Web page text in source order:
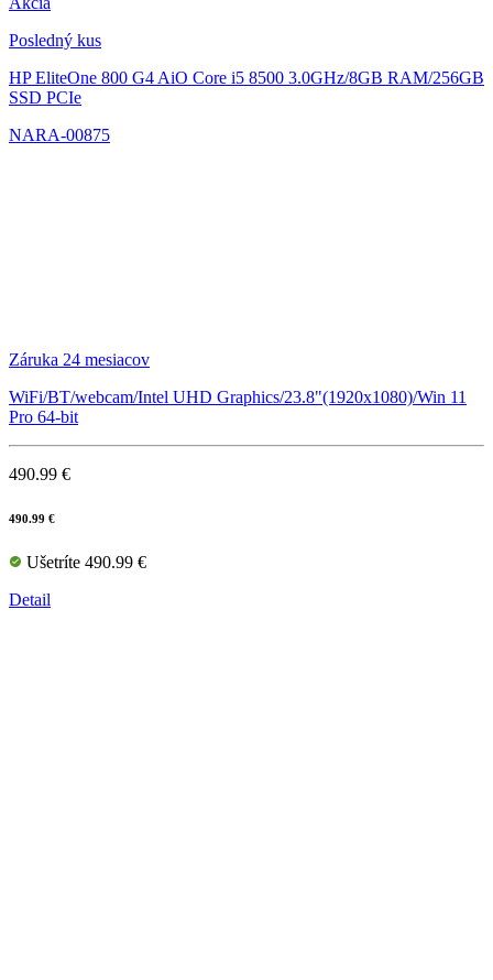
Posledný kus
HP EliteOne 800 G4 AiO Core i5 8500 3.0GHz/8GB RAM/256GB
SSD PCIe
NARA-00875
Záruka 24 mesiacov
WiFi/BT/webcam/Intel UHD Graphics/23.8"(1920x1080)/Win 11
Pro 64-bit
490.99 €
490.99 €
Ušetríte 490.99 €
Detail